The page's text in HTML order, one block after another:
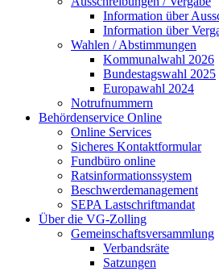
Information über
Information über
Wahlen / Abstimmungen
Kommunalwahl 2026
Bundestagswahl 2025
Europawahl 2024
Notrufnummern
Behördenservice Online
Online Services
Sicheres Kontaktformular
Fundbüro online
Ratsinformationssystem
Beschwerdemanagement
SEPA Lastschriftmandat
Über die VG-Zolling
Gemeinschaftsversammlung
Verbandsräte
Satzungen